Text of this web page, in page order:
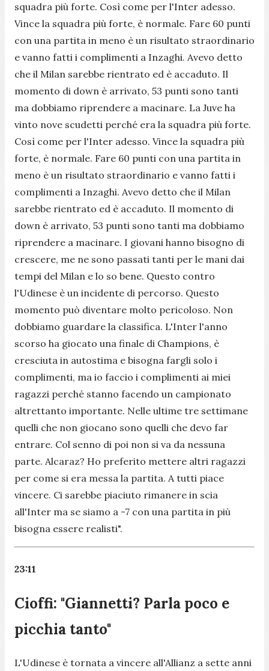
squadra più forte. Così come per l'Inter adesso.
Vince la squadra più forte, è normale. Fare 60 punti
con una partita in meno è un risultato straordinario
e vanno fatti i complimenti a Inzaghi. Avevo detto
che il Milan sarebbe rientrato ed è accaduto. Il
momento di down è arrivato, 53 punti sono tanti
ma dobbiamo riprendere a macinare. La Juve ha
vinto nove scudetti perché era la squadra più forte.
Così come per l'Inter adesso. Vince la squadra più
forte, è normale. Fare 60 punti con una partita in
meno è un risultato straordinario e vanno fatti i
complimenti a Inzaghi. Avevo detto che il Milan
sarebbe rientrato ed è accaduto. Il momento di
down è arrivato, 53 punti sono tanti ma dobbiamo
riprendere a macinare. I giovani hanno bisogno di
crescere, me ne sono passati tanti per le mani dai
tempi del Milan e lo so bene. Questo contro
l'Udinese è un incidente di percorso. Questo
momento può diventare molto pericoloso. Non
dobbiamo guardare la classifica. L'Inter l'anno
scorso ha giocato una finale di Champions, è
cresciuta in autostima e bisogna fargli solo i
complimenti, ma io faccio i complimenti ai miei
ragazzi perché stanno facendo un campionato
altrettanto importante. Nelle ultime tre settimane
quelli che non giocano sono quelli che devo far
entrare. Col senno di poi non si va da nessuna
parte. Alcaraz? Ho preferito mettere altri ragazzi
per come si era messa la partita. A tutti piace
vincere. Ci sarebbe piaciuto rimanere in scia
all'Inter ma se siamo a -7 con una partita in più
bisogna essere realisti".
23:11
Cioffi: "Giannetti? Parla poco e
picchia tanto"
L'Udinese è tornata a vincere all'Allianz a sette anni